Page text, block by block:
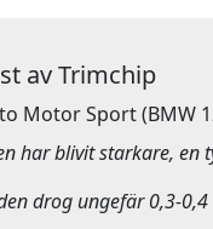
av Trimchip
Motor Sport(BMW
har blivit starkare, en
drog ungefär 0,3-